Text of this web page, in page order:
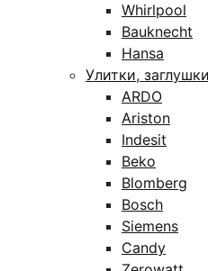
Whirlpool
Bauknecht
Hansa
Улитки,
ARDO
Ariston
Indesit
Beko
Blomberg
Bosch
Siemens
Candy